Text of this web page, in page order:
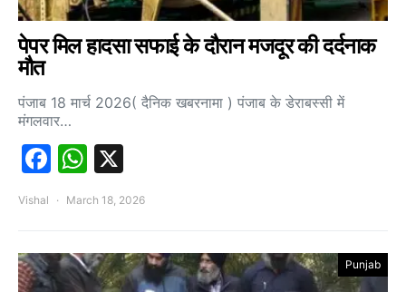
पेपर मिल हादसा सफाई के दौरान मजदूर की दर्दनाक
मौत
पंजाब 18 मार्च 2026( दैनिक खबरनामा ) पंजाब के डेराबस्सी में
मंगलवार…
Facebook
WhatsApp
Vishal March 18, 2026
Punjab